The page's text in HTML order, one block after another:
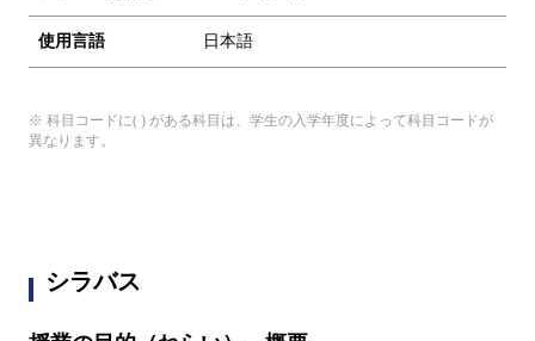
使用言語 日本語
※ 科目コードに( ) がある科目は、学生の入学年度によって科目コードが
異なります。
シラバス